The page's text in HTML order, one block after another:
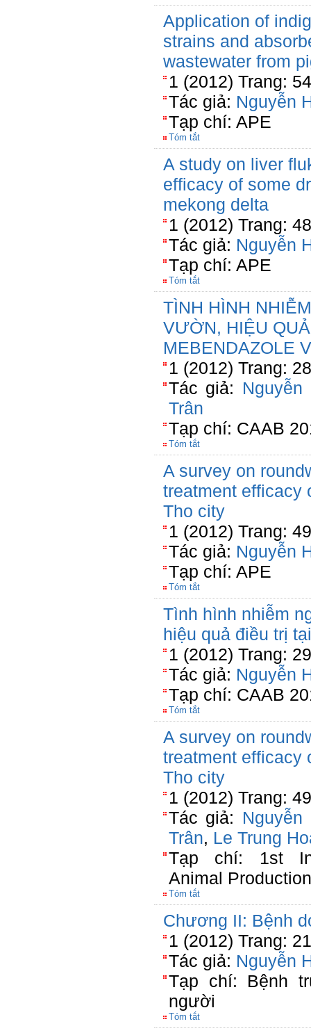
Application of
strains and
wastewater from
1 (2012) Trang:
Tác giả: Nguyễn
Tạp chí: APE
Tóm tắt
A study on liver
efficacy of some
mekong delta
1 (2012) Trang:
Tác giả: Nguyễn
Tạp chí: APE
Tóm tắt
TÌNH HÌNH
VƯỜN, HIỆU
MEBENDAZOLE
1 (2012) Trang:
Tác giả:
Trân
Tạp chí: CAAB
Tóm tắt
A survey on
treatment efficacy
Tho city
1 (2012) Trang:
Tác giả: Nguyễn
Tạp chí: APE
Tóm tắt
Tình hình nhiễm
hiệu quả điều trị
1 (2012) Trang:
Tác giả: Nguyễn
Tạp chí: CAAB
Tóm tắt
A survey on
treatment efficacy
Tho city
1 (2012) Trang:
Tác giả:
Trân, Le Trung
Tạp chí: 1st
Animal
Tóm tắt
Chương II: Bệnh
1 (2012) Trang:
Tác giả: Nguyễn
Tạp chí: Bệnh
người
Tóm tắt